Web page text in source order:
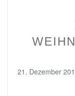
21. Dezember